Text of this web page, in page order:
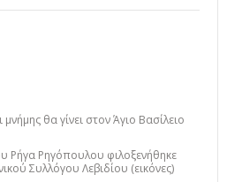
θα γίνει στον Άγιο Βασίλειο
Ρήγα Ρηγόπουλου φιλοξενήθηκε
Συλλόγου Λεβιδίου (εικόνες)